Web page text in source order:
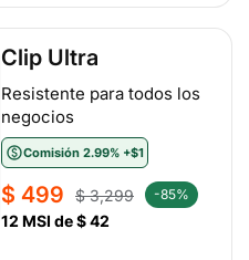
Clip Ultra
Resistente para todos los
negocios
Comisión 2.99% +$1
Precio
de
$ 499
Precio
habitual
$ 3,299 -85%
12 MSI de $ 42